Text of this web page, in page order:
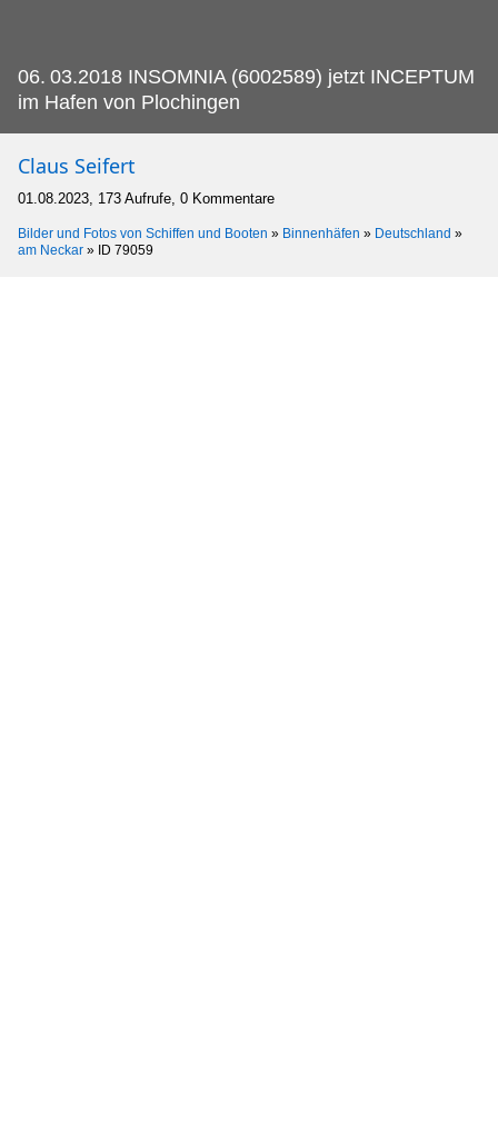
06. 03.2018 INSOMNIA (6002589) jetzt INCEPTUM
im Hafen von Plochingen
Claus Seifert
01.08.2023, 173 Aufrufe, 0 Kommentare
Bilder und Fotos von Schiffen und Booten » Binnenhäfen » Deutschland »
am Neckar » ID 79059